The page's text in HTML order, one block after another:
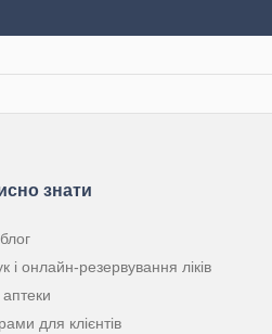
знати
і онлайн-резервування ліків
для клієнтів